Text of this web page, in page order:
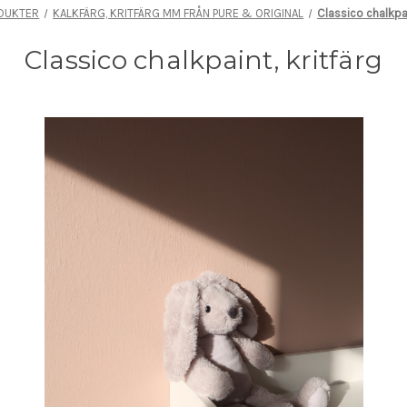
KALKFÄRG, KRITFÄRG MM FRÅN PURE & ORIGINAL Classico
Classico chalkpaint, kritfärg